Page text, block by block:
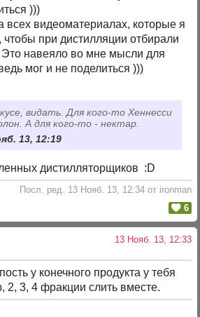
)))
всех видеоматериалах, которые я
чтобы при дистилляции отбирали
Это навеяло во мне мысли для
мог и не поделиться )))
видать. Для кого-то Хеннесси
А для кого-то - нектар.
13, 12:19
дистилляторщиков :D
Посл. ред. 13 Нояб. 13, 12:34 от ironman
6
13 Нояб. 13, 12:33
у конечного продукта у тебя
3, 4 фракции слить вместе.